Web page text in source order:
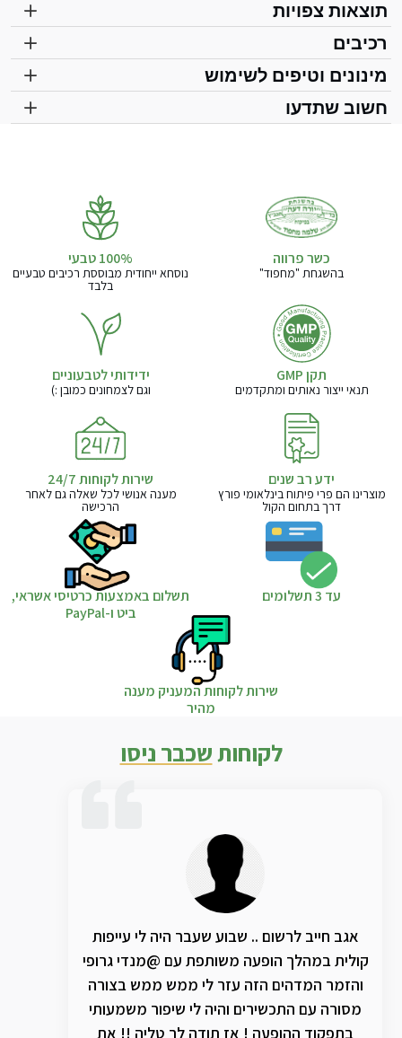
לשיפור
ו'עומק'
הקול
תוצאות צפויות
רכיבים
מינונים וטיפים לשימוש
חשוב שתדעו
כשר פרווה
בהשגחת "מחפוד" נוסחא ייחודית מבוססת רכיבים טבעיים
בלבד
תקן GMP
תנאי ייצור נאותים ומתקדמים
ידידותי לטבעוניים
וגם לצמחונים כמובן :)
ידע רב שנים
מוצרינו הם פרי פיתוח בינלאומי פורץ
דרך בתחום הקול
שירות לקוחות 24/7
מענה אנושי לכל שאלה גם לאחר
הרכישה
עד 3 תשלומים
תשלום באמצעות כרטיסי אשראי,
ביט ו-PayPal
שירות לקוחות המעניק מענה
מהיר
לקוחותשכבר ניסו
אגב חייב לרשום .. שבוע שעבר היה לי עייפות
קולית במהלך הופעה משותפת עם @מנדי גרופי
והזמר המדהים הזה עזר לי ממש ממש בצורה
מסורה עם התכשירים והיה לי שיפור משמעותי
בתפקוד ההופעה ! אז תודה לך טליה !! את